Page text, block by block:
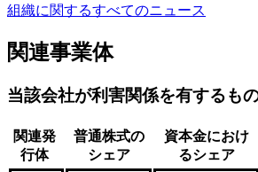
組織に関するすべてのニュース
関連事業体
当該会社が利害関係を有するも
関連発
行体
普通株式の
シェア
資本金におけ
るシェア